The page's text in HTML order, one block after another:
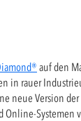
auf den
in rauer
neue Version
Online-Systemen